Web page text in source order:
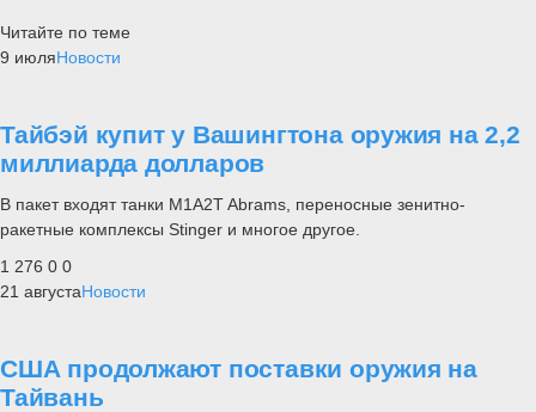
Читайте по теме
9 июляНовости
Тайбэй купит у Вашингтона оружия на 2,2
миллиарда долларов
В пакет входят танки M1A2T Abrams, переносные зенитно-
ракетные комплексы Stinger и многое другое.
1 276 0 0
21 августаНовости
США продолжают поставки оружия на
Тайвань